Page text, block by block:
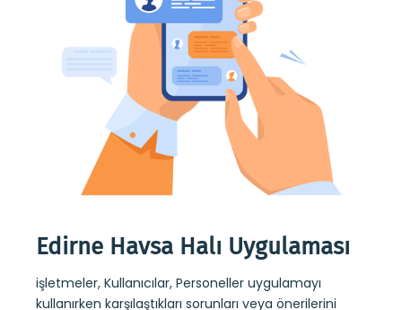
Edirne Havsa Halı Uygulaması
işletmeler, Kullanıcılar, Personeller uygulamayı
kullanırken karşılaştıkları sorunları veya önerilerini